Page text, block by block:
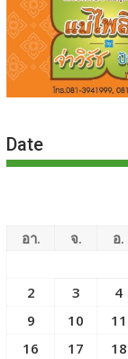
Date
อา. จ. อ.
2
3 4
9
10 11
16
17 18